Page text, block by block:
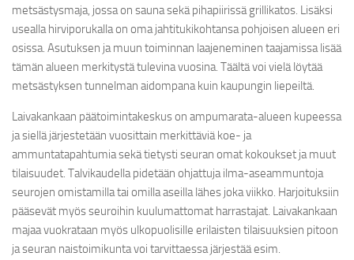
metsästysmaja, jossa on sauna sekä pihapiirissä grillikatos. Lisäksi
usealla hirviporukalla on oma jahtitukikohtansa pohjoisen alueen eri
osissa. Asutuksen ja muun toiminnan laajeneminen taajamissa lisää
tämän alueen merkitystä tulevina vuosina. Täältä voi vielä löytää
metsästyksen tunnelman aidompana kuin kaupungin liepeiltä.
Laivakankaan päätoimintakeskus on ampumarata-alueen kupeessa
ja siellä järjestetään vuosittain merkittäviä koe- ja
ammuntatapahtumia sekä tietysti seuran omat kokoukset ja muut
tilaisuudet. Talvikaudella pidetään ohjattuja ilma-aseammuntoja
seurojen omistamilla tai omilla aseilla lähes joka viikko. Harjoituksiin
pääsevät myös seuroihin kuulumattomat harrastajat. Laivakankaan
majaa vuokrataan myös ulkopuolisille erilaisten tilaisuuksien pitoon
ja seuran naistoimikunta voi tarvittaessa järjestää esim.